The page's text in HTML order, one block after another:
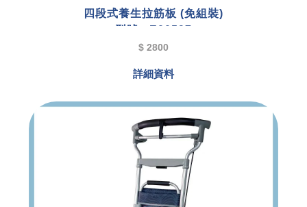
四段式養生拉筋板 (免組裝)
型號 : E00597
$ 2800
詳細資料